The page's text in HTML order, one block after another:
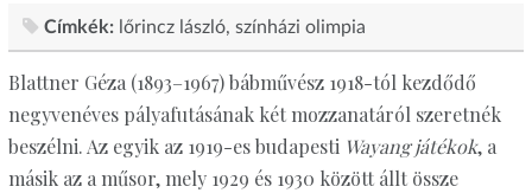
Címkék: lőrincz lászló színházi olimpia
Blattner Géza (1893–1967) bábművész 1918-tól kezdődő
negyvenéves pályafutásának két mozzanatáról szeretnék
beszélni. Az egyik az 1919-es budapesti Wayang játékok, a
másik az a műsor, mely 1929 és 1930 között állt össze